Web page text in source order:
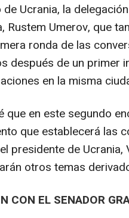
de Ucrania, la
Rustem Umerov, que
ronda de las
después de un primer
en la misma
que en este segundo
que establecerá las
presidente de
otros temas
CON EL SENADOR